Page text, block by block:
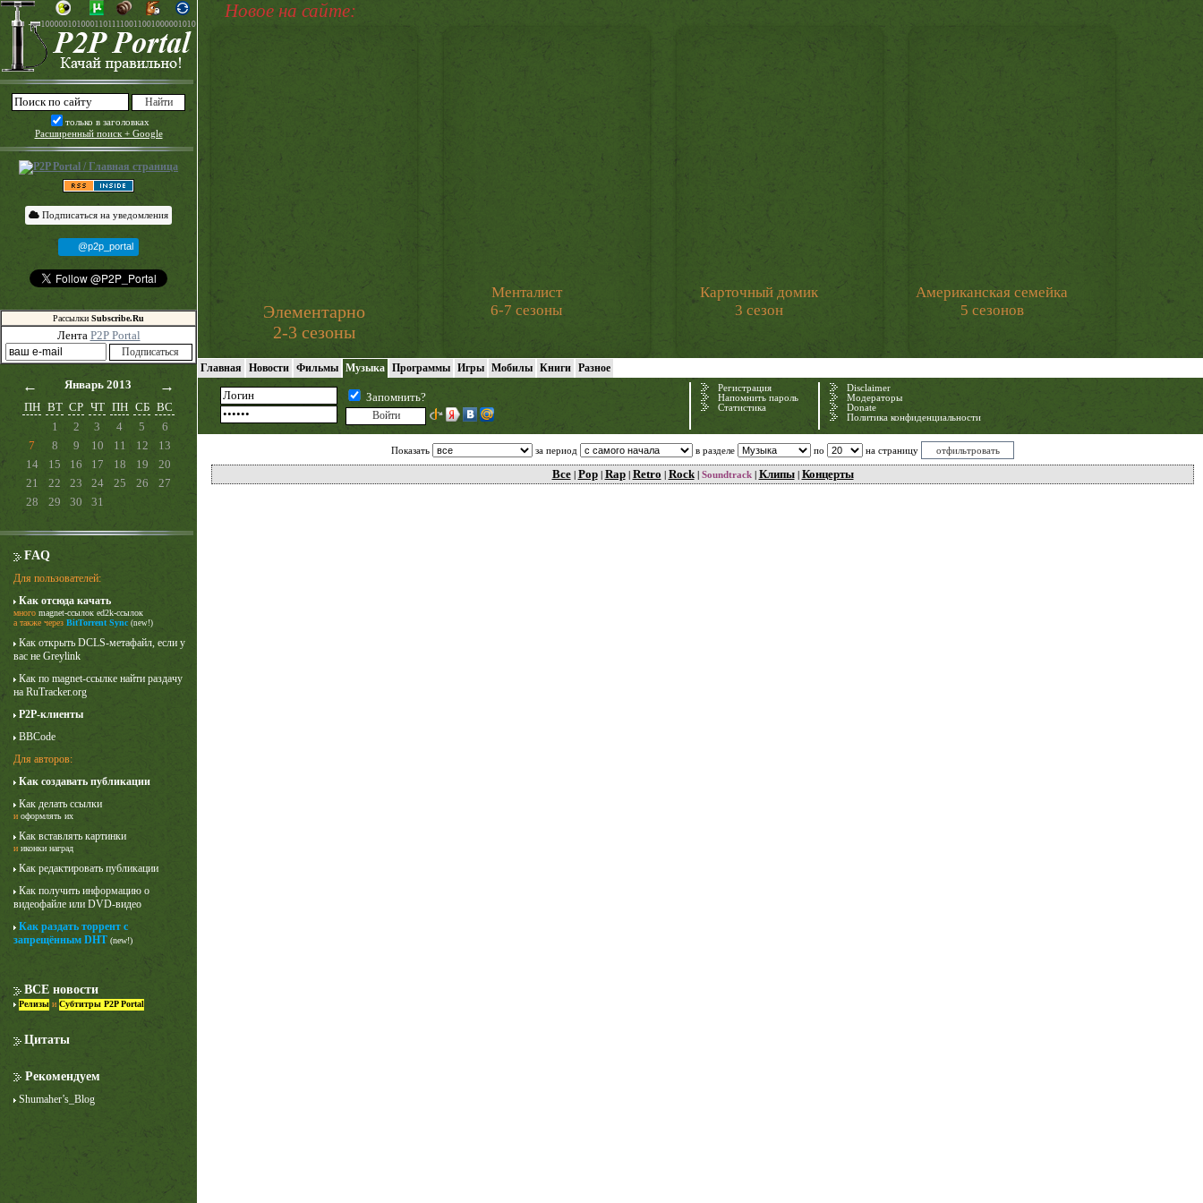
только в заголовках
Расширенный поиск + Google
Подписаться на уведомления
@p2p_portal
Рассылки Subscribe.Ru
Лента P2P Portal
← Январь 2013 →
ПН ВТ СР ЧТ ПН СБ ВС
1
2 3 4 5
6
7
8 9 10 11 12
13
14
15 16 17 18 19
20
21
22 23 24 25 26
27
28
29 30 31
FAQ
Для пользователей:
Как отсюда качать
много magnet-ссылок ed2k-ссылок
а также через BitTorrent Sync (new!)
Как открыть DCLS-метафайл, если у
вас не Greylink
Как по magnet-ссылке найти раздачу
на RuTracker.org
P2P-клиенты
BBCode
Для авторов:
Как создавать публикации
Как делать ссылки
и оформлять их
Как вставлять картинки
и иконки наград
Как редактировать публикации
Как получить информацию о
видеофайле или DVD-видео
Как раздать торрент с
запрещённым DHT (new!)
ВСЕ новости
Релизы и Субтитры P2P Portal
Цитаты
Рекомендуем
Shumaher’s_Blog
Новое на сайте:
Элементарно
2-3 сезоны
Менталист
6-7 сезоны
Карточный домик
3 сезон
Американская семейка
5 сезонов
Главная Новости Фильмы Музыка Программы Игры Мобилы Книги Разное
Запомнить?
Регистрация
Напомнить пароль
Статистика
Disclaimer
Модераторы
Donate
Политика конфиденциальности
Показать за период в разделе по на страницу
Все| Pop| Rap| Retro Rock| Soundtrack| Клипы| Концерты